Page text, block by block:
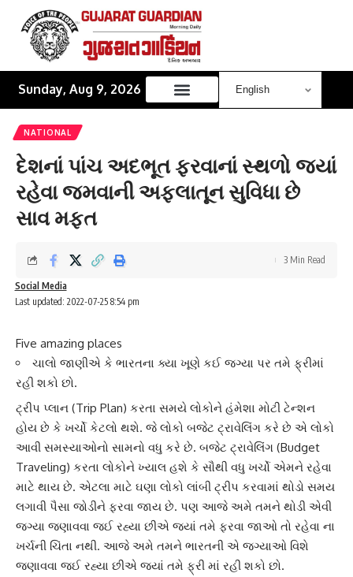
Sunday, Aug 9, 2026
NATIONAL
દેશનાં પાંચ અદભૂત ફરવાનાં સ્થળો જ્યાં
રહેવા જમવાની અફલાતૂન સુવિધા છે
સાવ મફત
Last updated: 2022-07-25 8:54 pm
Social Media
3 Min Read
Five amazing places
ચાલો જાણીએ કે ભારતના ક્યા ખૂણે કઈ જગ્યા પર તમે ફ્રીમાં
રહી શકો છો.
ટ્રીપ પ્લાન (Trip Plan) કરતા સમયે લોકોને હંમેશા મોટી ટેન્શન
હોય છે કે ખર્ચો કેટલો થશે. જે લોકો બજેટ ટ્રાવેલિંગ કરે છે એ લોકો
આવી સમસ્યાઓનો સામનો વધુ કરે છે. બજેટ ટ્રાવેલિંગ (Budget
Traveling) કરતા લોકોને ખ્યાલ હશે કે સૌથી વધુ ખર્ચો એમને રહેવા
માટે થાય છે. એટલા માટે ઘણા લોકો લાંબી ટ્રીપ કરવામાં થોડો સમય
લગાવી પૈસા જોડીને ફરવા જાય છે. પણ આજે અમે તમને થોડી એવી
જગ્યા જણાવવા જઈ રહ્યા છીએ જ્યાં તમે ફરવા જાઓ તો રહેવા ના
ખર્ચની ચિંતા નથી. આજે અમે તમને ભારતની એ જગ્યાઓ વિશે
જણાવવા જઈ રહ્યા છીએ જ્યાં તમે ફ્રી માં રહી શકો છો.